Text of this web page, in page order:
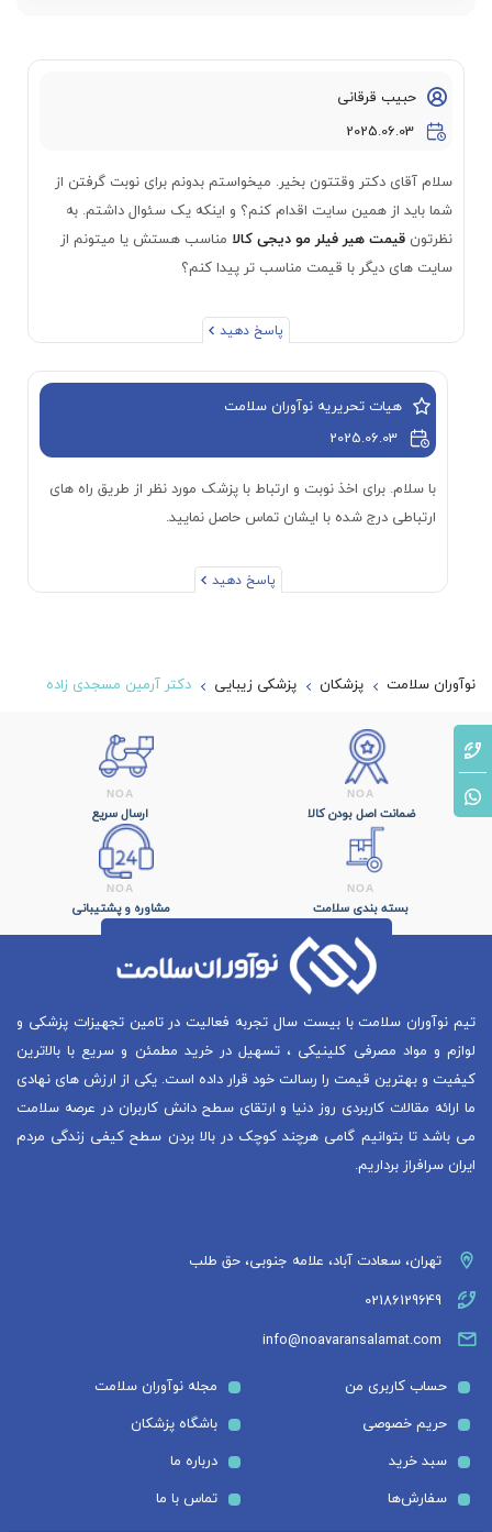
حبیب قرقانی
2025.06.03
سلام آقای دکتر وقتتون بخیر. میخواستم بدونم برای نوبت گرفتن از
شما باید از همین سایت اقدام کنم؟ و اینکه یک سئوال داشتم. به
نظرتون قیمت هیر فیلر مو دیجی کالا مناسب هستش یا میتونم از
سایت های دیگر با قیمت مناسب تر پیدا کنم؟
پاسخ دهید
هیات تحریریه نوآوران سلامت
2025.06.03
با سلام. برای اخذ نوبت و ارتباط با پزشک مورد نظر از طریق راه های
ارتباطی درج شده با ایشان تماس حاصل نمایید.
پاسخ دهید
نوآوران سلامت پزشکان پزشکی زیبایی دکتر آرمین مسجدی زاده
ضمانت اصل بودن کالا ارسال سریع
بسته بندی سلامت مشاوره و پشتیبانی
تهران، سعادت آباد، علامه جنوبی، حق طلب
02186129649
info@noavaransalamat.com
تیم نوآوران سلامت با بیست سال تجربه فعالیت در تامین تجهیزات پزشکی و
لوازم و مواد مصرفی کلینیکی ، تسهیل در خرید مطمئن و سریع با بالاترین
کیفیت و بهترین قیمت را رسالت خود قرار داده است. یکی از ارزش های نهادی
ما ارائه مقالات کاربردی روز دنیا و ارتقای سطح دانش کاربران در عرصه سلامت
می باشد تا بتوانیم گامی هرچند کوچک در بالا بردن سطح کیفی زندگی مردم
ایران سرافراز برداریم.
حساب کاربری من
حریم خصوصی
سبد خرید
سفارش‌ها
مجله نوآوران سلامت
باشگاه پزشکان
درباره ما
تماس با ما